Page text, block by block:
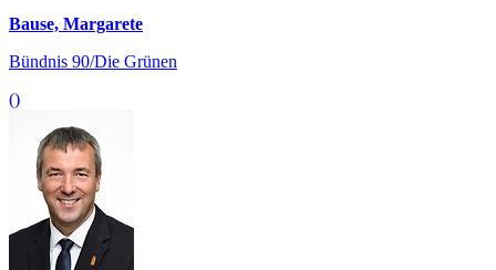
Bause, Margarete
Bündnis 90/Die Grünen
()